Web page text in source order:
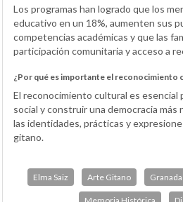
Los programas han logrado que los
educativo en un 18%, aumenten sus
competencias académicas y que las
participación comunitaria y acceso a
¿Por qué es importante el reconocimiento
El reconocimiento cultural es esencial
social y construir una democracia más
las identidades, prácticas y
gitano.
Elma Saiz Arte Gitano Granada